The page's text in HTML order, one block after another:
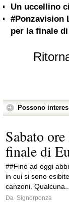
Un uccellino
#Ponzavision
per la finale
Possono
Sabato
finale di
##Fino ad oggi
in cui si sono
canzoni. Qualcuna...
Da Signorponza